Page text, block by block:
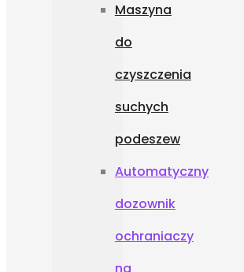
Maszyna
do
czyszczenia
suchych
podeszew
Automatyczny
dozownik
ochraniaczy